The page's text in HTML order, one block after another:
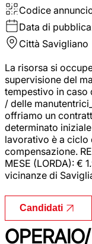
Codice
Data di
Città Savigliano
La risorsa si
supervisione del
tempestivo in caso
/ delle
offriamo un
determinato
lavorativo è a ciclo
compensazione.
MESE (LORDA): €
vicinanze di
Candidati